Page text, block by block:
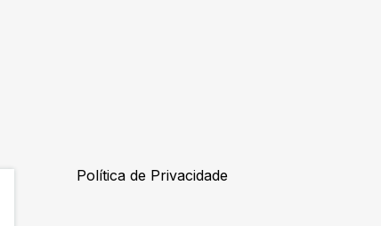
Política de Privacidade